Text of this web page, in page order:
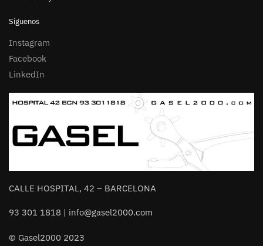
Síguenos
Instagram
Facebook
LinkedIn
CALLE HOSPITAL, 42 – BARCELONA
93 301 1818 | info@gasel2000.com
© Gasel2000 2023